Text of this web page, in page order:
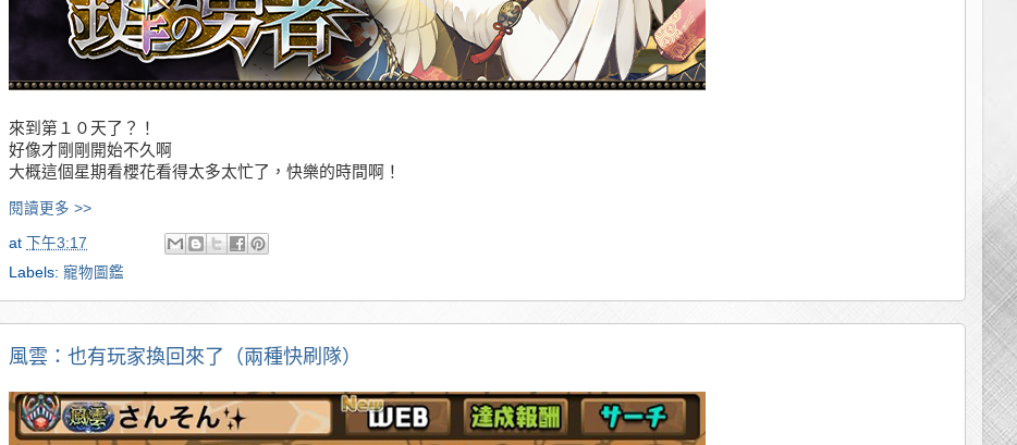
來到第１０天了？！
好像才剛剛開始不久啊
大概這個星期看櫻花看得太多太忙了，快樂的時間啊！
閱讀更多 >>
at 下午3:17
Labels: 寵物圖鑑
風雲：也有玩家換回來了（兩種快刷隊）